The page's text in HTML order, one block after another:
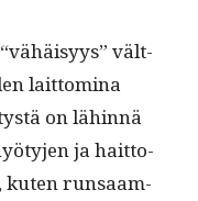
vält­
lait­tom­i­na
on lähin­nä
ja hait­to­
kuten run­saam­